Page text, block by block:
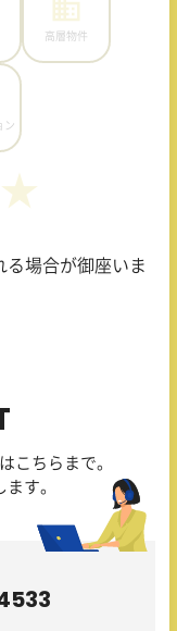
高層物件
ン
場合が御座いま
こちらまで。
す。